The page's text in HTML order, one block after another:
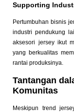
Supporting
Pertumbuhan bisnis
industri pendukung
aksesori jersey ikut
yang berkualitas
rantai produksinya.
Tantangan
Komunitas
Meskipun trend